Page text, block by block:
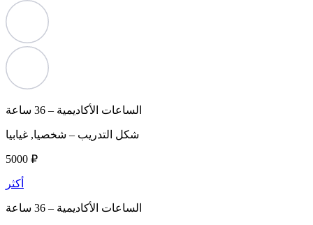
الساعات الأكاديمية –
شكل التدريب – شخصيا, غيابيا
5000 ₽
أكثر
الساعات الأكاديمية –